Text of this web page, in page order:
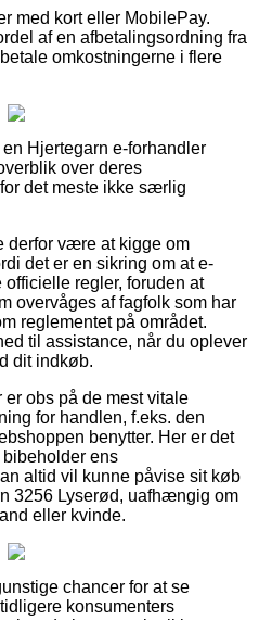
med kort eller MobilePay.
af en afbetalingsordning fra
omkostningerne i flere
Hjertegarn e-forhandler
over deres
det meste ikke særlig
derfor være at kigge om
det er en sikring om at e-
regler, foruden at
overvåges af fagfolk som har
reglementet på området.
til assistance, når du oplever
dit indkøb.
er obs på de mest vitale
for handlen, f.eks. den
benytter. Her er det
ens
altid vil kunne påvise sit køb
3256 Lyserød, uafhængig om
eller kvinde.
chancer for at se
konsumenters